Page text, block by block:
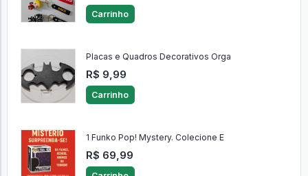
Chaveiro De Borracha Sortido
R$ 9,00
Placas e Quadros Decorativos Orga
R$ 9,99
1 Funko Pop! Mystery. Colecione E